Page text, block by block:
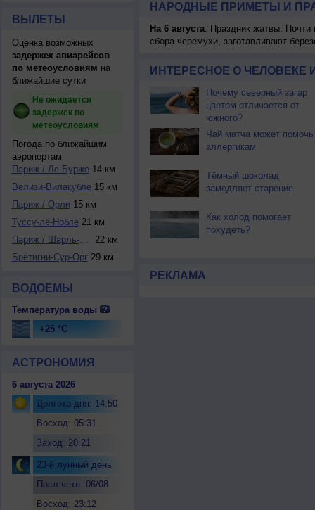
ВЫЛЕТЫ
Оценка возможных
задержек авиарейсов
по метеоусловиям на
ближайшие сутки
Не ожидается
задержек по
метеоусловиям
Погода по ближайшим
аэропортам
Париж / Ле-Бурже14 км
Велизи-Вилакубле15 км
Париж / Орли 15 км
Туссу-ле-Нобле21 км
Париж / Шарль-де-...
22 км
Бретигни-Сур-Орг 29 км
ВОДОЕМЫ
Температура воды
+25 °C
АСТРОНОМИЯ
6 августа 2026
Долгота дня: 14:50
Восход: 05:31
Заход: 20:21
23-й лунный день
Посл.четв. 06/08
Восход: 23:12
НАРОДНЫЕ ПРИМЕТЫ И
На 6 августа: Праздник жатвы. Почти
сбора черемухи, заготавливают
ИНТЕРЕСНОЕ О ЧЕЛОВЕКЕ
Почему северный загар
цветом отличается от
южного?
Чай матча может помочь
аллергикам
Тёмный шоколад
замедляет старение
Как холод помогает
похудеть?
РЕКЛАМА